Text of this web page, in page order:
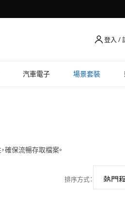
登入 /
汽車電子 場景套裝
確保流暢存取檔案。
排序方式：